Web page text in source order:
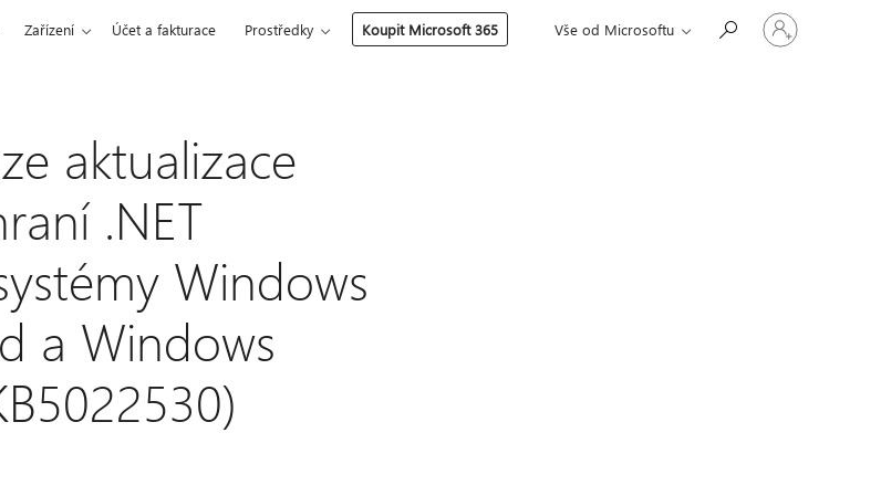
Zařízení Účet a fakturace Prostředky Koupit Microsoft 365 Vše od Microsoftu
Přihlaste
se
aktualizace
.NET
Windows
a Windows